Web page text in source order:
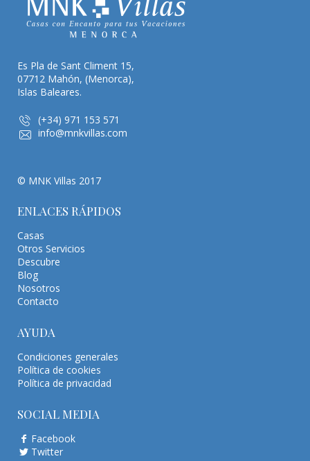
Es Pla de Sant Climent 15,
07712 Mahón, (Menorca),
Islas Baleares.
(+34) 971 153 571
info@mnkvillas.com
© MNK Villas 2017
ENLACES RÁPIDOS
Casas
Otros Servicios
Descubre
Blog
Nosotros
Contacto
AYUDA
Condiciones generales
Política de cookies
Política de privacidad
SOCIAL MEDIA
Facebook
Twitter